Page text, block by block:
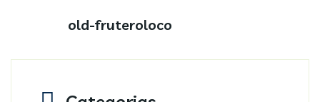
old-fruteroloco